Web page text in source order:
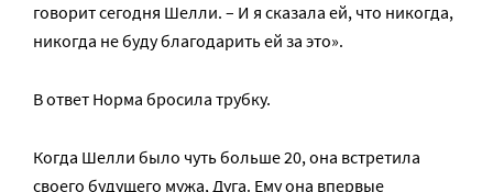
говорит сегодня Шелли. – И я сказала ей, что никогда,
никогда не буду благодарить ей за это».
В ответ Норма бросила трубку.
Когда Шелли было чуть больше 20, она встретила
своего будущего мужа, Дуга. Ему она впервые